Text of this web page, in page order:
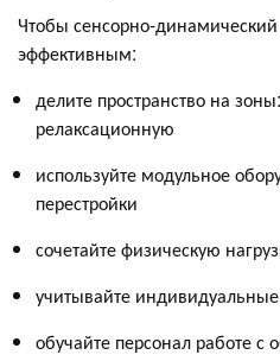
Чтобы сенсорно-
эффективным:
делите пространство на
релаксационную
используйте модульное
перестройки
сочетайте физическую
учитывайте
обучайте персонал работе с